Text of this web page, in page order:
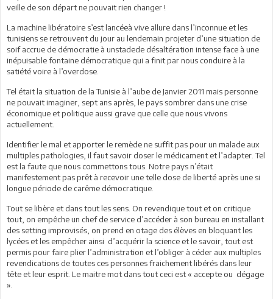
veille de son départ ne pouvait rien changer !
La machine libératoire s’est lancéeà vive allure dans l’inconnue et les
tunisiens se retrouvent du jour au lendemain projeter d’une situation de
soif accrue de démocratie à unstadede désaltération intense face à une
inépuisable fontaine démocratique qui a finit par nous conduire à la
satiété voire à l’overdose.
Tel était la situation de la Tunisie à l’aube de Janvier 2011 mais personne
ne pouvait imaginer, sept ans après, le pays sombrer dans une crise
économique et politique aussi grave que celle que nous vivons
actuellement.
Identifier le mal et apporter le remède ne suffit pas pour un malade aux
multiples pathologies, il faut savoir doser le médicament et l’adapter. Tel
est la faute que nous commettons tous. Notre pays n’était
manifestement pas prêt à recevoir une telle dose de liberté après une si
longue période de carême démocratique.
Tout se libère et dans tout les sens. On revendique tout et on critique
tout, on empêche un chef de service d’accéder à son bureau en installant
des setting improvisés, on prend en otage des élèves en bloquant les
lycées et les empêcher ainsi d’acquérir la science et le savoir, tout est
permis pour faire plier l’administration et l’obliger à céder aux multiples
revendications de toutes ces personnes fraichement libérés dans leur
tête et leur esprit. Le maitre mot dans tout ceci est « accepte ou dégage
».